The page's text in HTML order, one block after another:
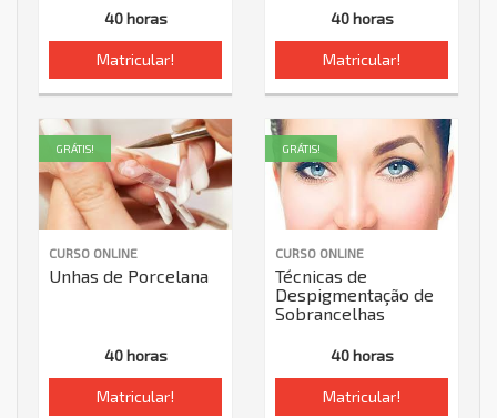
40 horas
Matricular!
40 horas
Matricular!
CURSO ONLINE
Unhas de Porcelana
40 horas
Matricular!
GRÁTIS!
CURSO ONLINE
Técnicas de
Despigmentação de
Sobrancelhas
40 horas
Matricular!
GRÁTIS!